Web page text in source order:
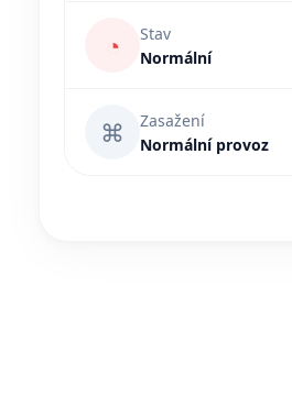
◔
Stav
Normální
⌘
Zasažení
Normální provoz